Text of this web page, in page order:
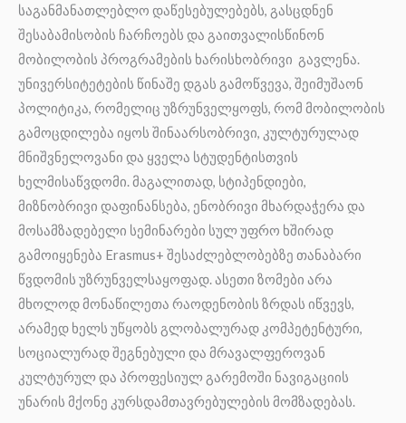
საგანმანათლებლო დაწესებულებებს, გასცდნენ
შესაბამისობის ჩარჩოებს და გაითვალისწინონ
მობილობის პროგრამების ხარისხობრივი გავლენა.
უნივერსიტეტების წინაშე დგას გამოწვევა, შეიმუშაონ
პოლიტიკა, რომელიც უზრუნველყოფს, რომ მობილობის
გამოცდილება იყოს შინაარსობრივი, კულტურულად
მნიშვნელოვანი და ყველა სტუდენტისთვის
ხელმისაწვდომი. მაგალითად, სტიპენდიები,
მიზნობრივი დაფინანსება, ენობრივი მხარდაჭერა და
მოსამზადებელი სემინარები სულ უფრო ხშირად
გამოიყენება Erasmus+ შესაძლებლობებზე თანაბარი
წვდომის უზრუნველსაყოფად. ასეთი ზომები არა
მხოლოდ მონაწილეთა რაოდენობის ზრდას იწვევს,
არამედ ხელს უწყობს გლობალურად კომპეტენტური,
სოციალურად შეგნებული და მრავალფეროვან
კულტურულ და პროფესიულ გარემოში ნავიგაციის
უნარის მქონე კურსდამთავრებულების მომზადებას.